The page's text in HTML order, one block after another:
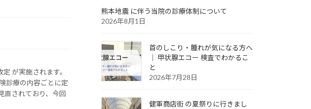
が実施されます。
診療の内容ごとに定
直されており、今回
熊本地震 に伴う当院の診療体制について
2026年8月1日
首のしこり・腫れが気になる方へ
｜ 甲状腺エコー 検査でわかるこ
と
2026年7月28日
健軍商店街 の夏祭りに行きまし